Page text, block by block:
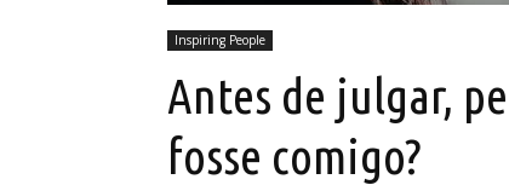
Inspiring People
Antes de julgar,
fosse comigo?